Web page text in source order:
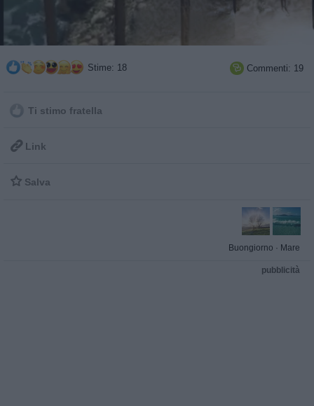
Stime: 18  Commenti: 19
Ti stimo fratella
 Link
 Salva
Buongiorno · Mare
pubblicità